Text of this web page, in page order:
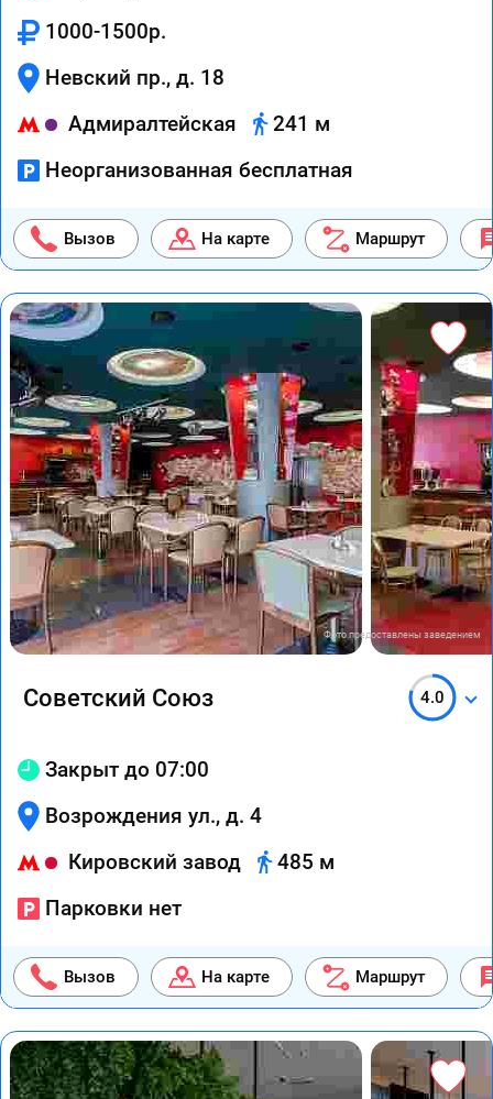
1000-1500р.
Невский пр., д. 18
Адмиралтейская
241 м
Неорганизованная бесплатная
Вызов На карте Маршрут
Фото предоставлены заведением
Советский Союз 4.0
Закрыт до 07:00
Возрождения ул., д. 4
Кировский завод
485 м
Парковки нет
Вызов На карте Маршрут